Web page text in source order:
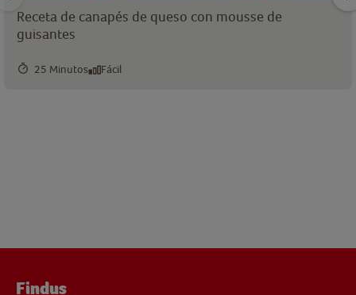
Receta de canapés de queso con mousse de
guisantes
25 Minutos Fácil
Findus